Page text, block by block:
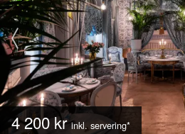
4 200 krinkl. servering*